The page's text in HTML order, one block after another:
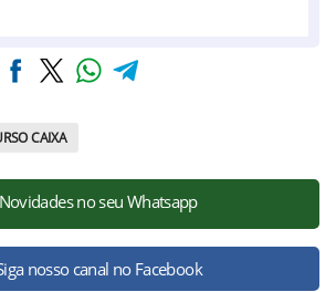
CAIXA
no seu Whatsapp
nosso canal no Facebook